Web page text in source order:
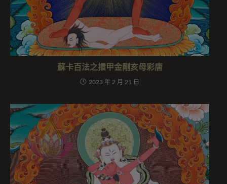
蘇卡百法之擐甲金剛亥母彩唐
2023 年 2 月 21 日